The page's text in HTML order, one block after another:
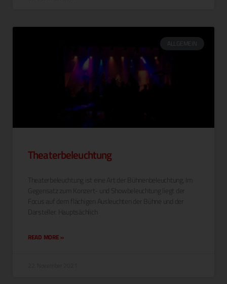
ALLGEMEIN
Theaterbeleuchtung
The­ater­beleuch­tung ist eine Art der Büh­nen­beleuch­tung, Im
Gegen­satz zum Konz­ert- und Show­beleuch­tung liegt der
Focus auf dem flächi­gen Ausleucht­en der Bühne und der
Darsteller. Hauptsächlich
READ MORE »